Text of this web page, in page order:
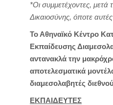
*Οι συμμετέχοντες, μετά
Δικαιοσύνης, όποτε
Το Αθηναϊκό Κέντρο
Εκπαίδευσης
αντανακλά την
αποτελεσματικά
διαμεσολαβητές
ΕΚΠΑΙΔΕΥΤΕΣ